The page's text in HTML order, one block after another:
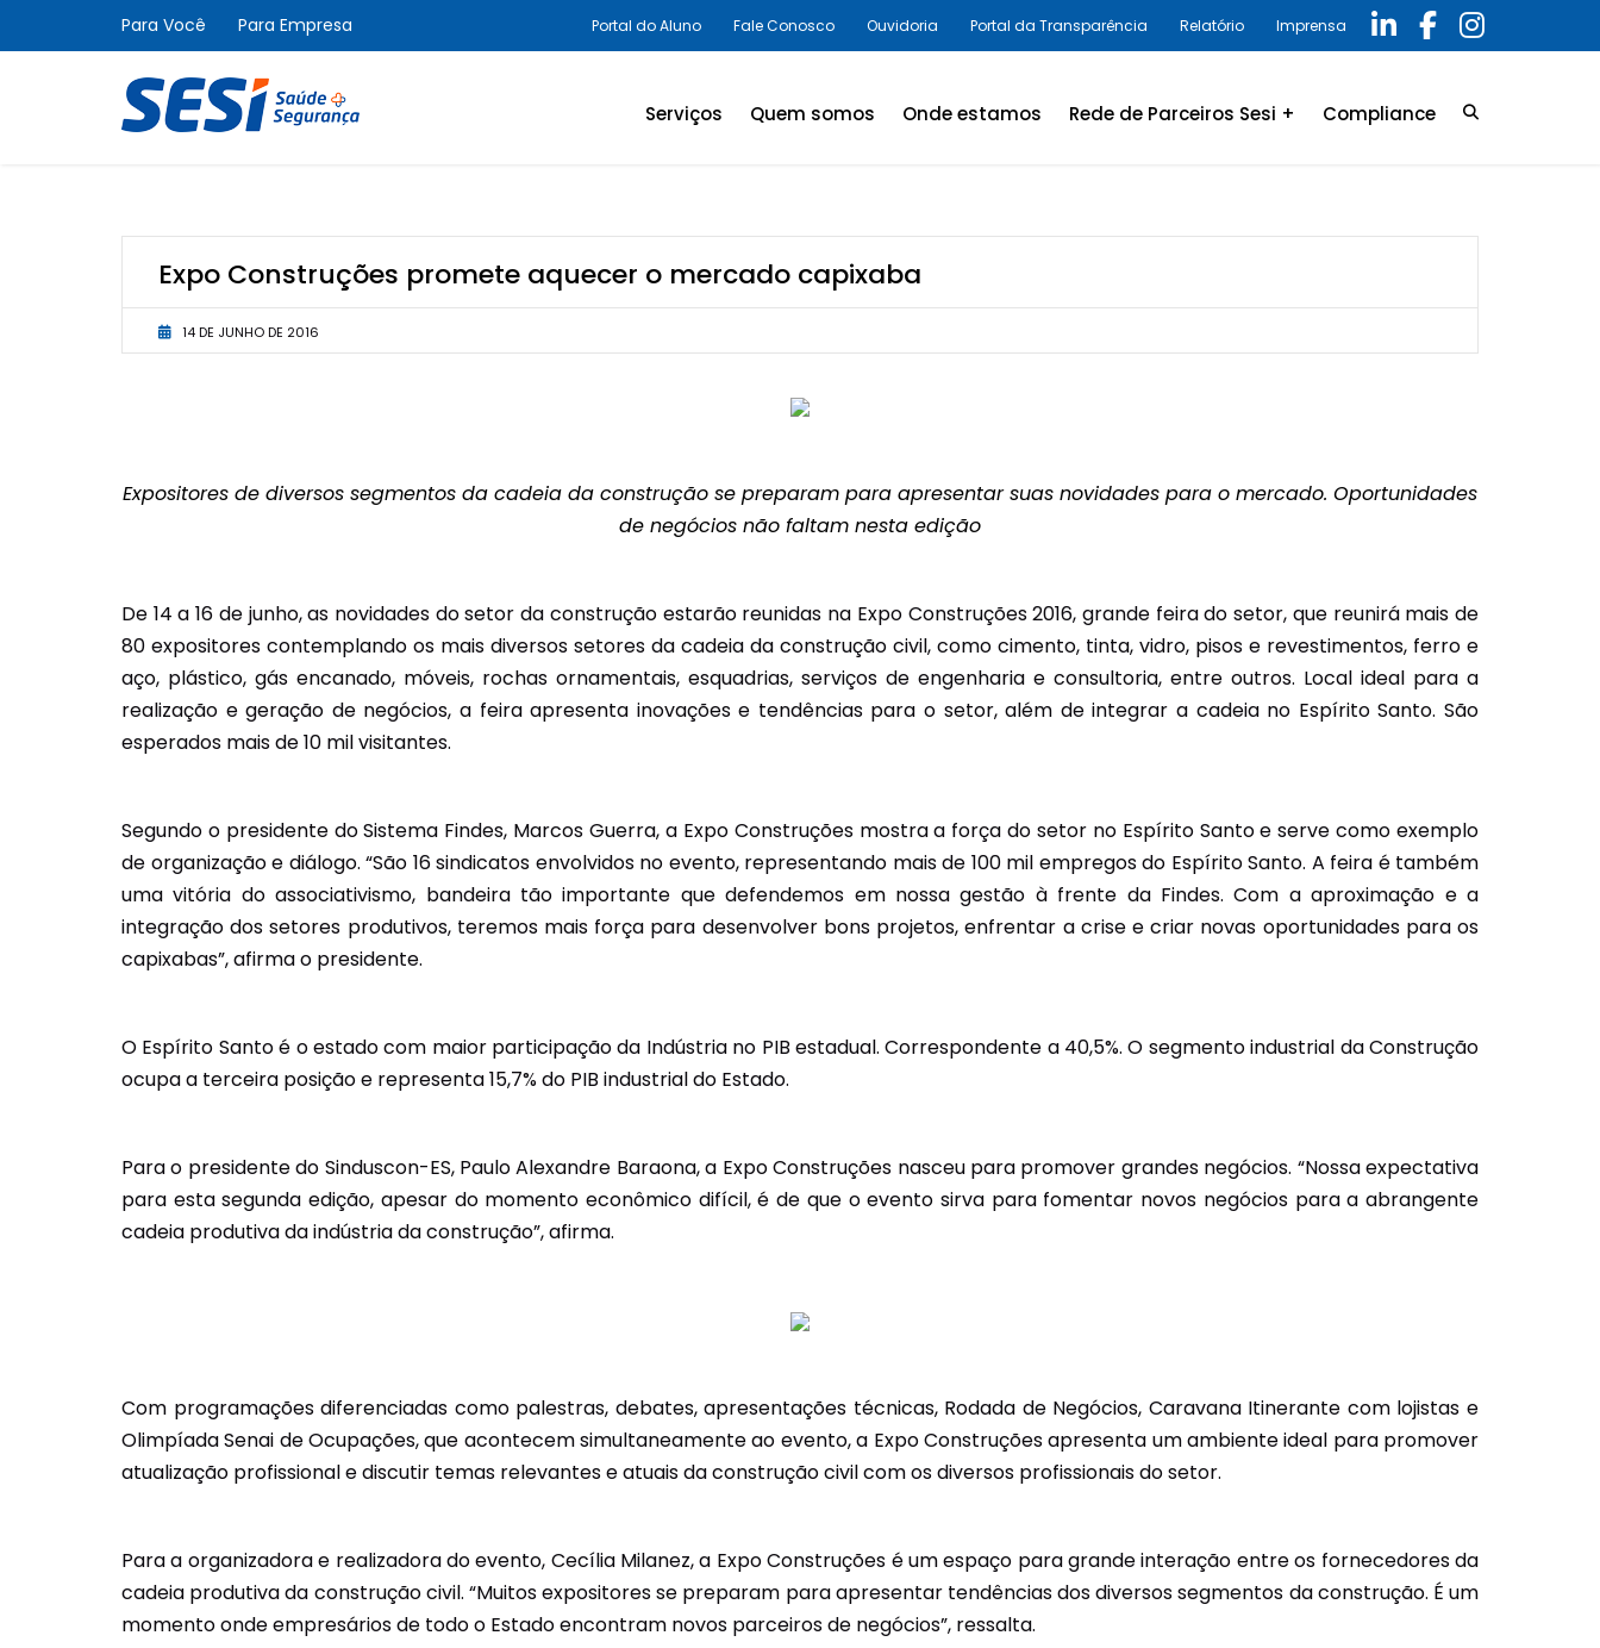
Para Você Para Empresa Portal do Aluno Fale Conosco Ouvidoria Portal da Transparência Relatório Imprensa
Serviços
Avaliações Ambientais e
Laudos Técnicos
Palestras e Cursos
Promoção da Saúde
Educação In Company
Contrato de Seviços – SSI –
Saúde e Segurança na
Indústria
Quem somos Onde estamos Rede de Parceiros Sesi + Compliance
Programa de Compliance
Expo Construções promete aquecer o mercado capixaba
14 DE JUNHO DE 2016
Expositores de diversos segmentos da cadeia da construção se preparam para apresentar suas novidades para o mercado. Oportunidades
de negócios não faltam nesta edição
De 14 a 16 de junho, as novidades do setor da construção estarão reunidas na Expo Construções 2016, grande feira do setor, que reunirá mais de
80 expositores contemplando os mais diversos setores da cadeia da construção civil, como cimento, tinta, vidro, pisos e revestimentos, ferro e
aço, plástico, gás encanado, móveis, rochas ornamentais, esquadrias, serviços de engenharia e consultoria, entre outros. Local ideal para a
realização e geração de negócios, a feira apresenta inovações e tendências para o setor, além de integrar a cadeia no Espírito Santo. São
esperados mais de 10 mil visitantes.
Segundo o presidente do Sistema Findes, Marcos Guerra, a Expo Construções mostra a força do setor no Espírito Santo e serve como exemplo
de organização e diálogo. “São 16 sindicatos envolvidos no evento, representando mais de 100 mil empregos do Espírito Santo. A feira é também
uma vitória do associativismo, bandeira tão importante que defendemos em nossa gestão à frente da Findes. Com a aproximação e a
integração dos setores produtivos, teremos mais força para desenvolver bons projetos, enfrentar a crise e criar novas oportunidades para os
capixabas”, afirma o presidente.
O Espírito Santo é o estado com maior participação da Indústria no PIB estadual. Correspondente a 40,5%. O segmento industrial da Construção
ocupa a terceira posição e representa 15,7% do PIB industrial do Estado.
Para o presidente do Sinduscon-ES, Paulo Alexandre Baraona, a Expo Construções nasceu para promover grandes negócios. “Nossa expectativa
para esta segunda edição, apesar do momento econômico difícil, é de que o evento sirva para fomentar novos negócios para a abrangente
cadeia produtiva da indústria da construção”, afirma.
Com programações diferenciadas como palestras, debates, apresentações técnicas, Rodada de Negócios, Caravana Itinerante com lojistas e
Olimpíada Senai de Ocupações, que acontecem simultaneamente ao evento, a Expo Construções apresenta um ambiente ideal para promover
atualização profissional e discutir temas relevantes e atuais da construção civil com os diversos profissionais do setor.
Para a organizadora e realizadora do evento, Cecília Milanez, a Expo Construções é um espaço para grande interação entre os fornecedores da
cadeia produtiva da construção civil. “Muitos expositores se preparam para apresentar tendências dos diversos segmentos da construção. É um
momento onde empresários de todo o Estado encontram novos parceiros de negócios”, ressalta.